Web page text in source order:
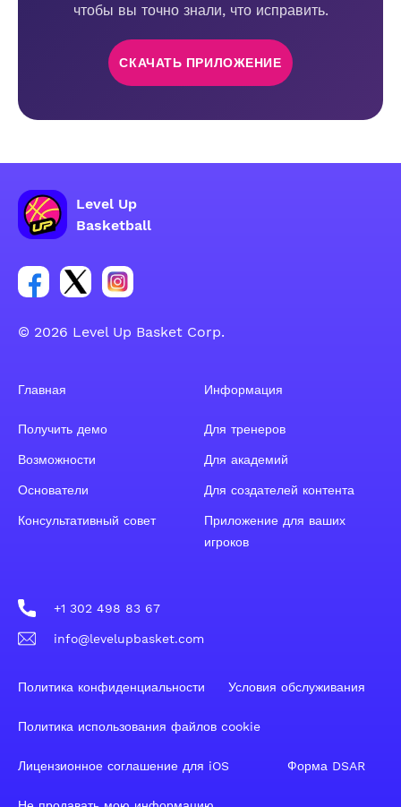
чтобы вы точно знали, что исправить.
СКАЧАТЬ ПРИЛОЖЕНИЕ
Level Up
Basketball
Ссылка на группу Facebook
Ссылка на группу Tweeter
Ссылка на группу Instagram
© 2026 Level Up Basket Corp.
Главная
Получить демо
Возможности
Основатели
Консультативный совет
Информация
Для тренеров
Для академий
Для создателей контента
Приложение для ваших
игроков
+1 302 498 83 67
info@levelupbasket.com
Политика конфиденциальности Условия обслуживания
Политика использования файлов cookie
Лицензионное соглашение для iOS Форма DSAR